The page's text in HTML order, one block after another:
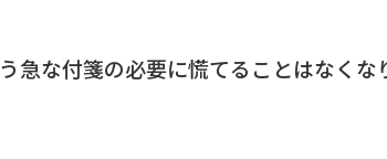
急な付箋の必要に慌てることはなく